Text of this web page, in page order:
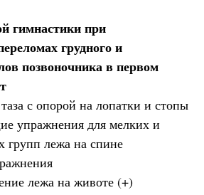
гимнастики при
грудного и
позвоночника в первом
с опорой на лопатки и стопы
упражнения для мелких и
лежа на спине
лежа на животе (+)